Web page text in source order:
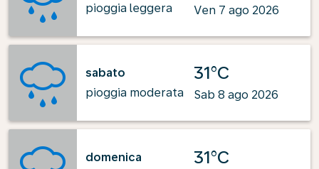
pioggia leggera
Ven 7 ago 2026
sabato
pioggia moderata
31°C
Sab 8 ago 2026
domenica
31°C